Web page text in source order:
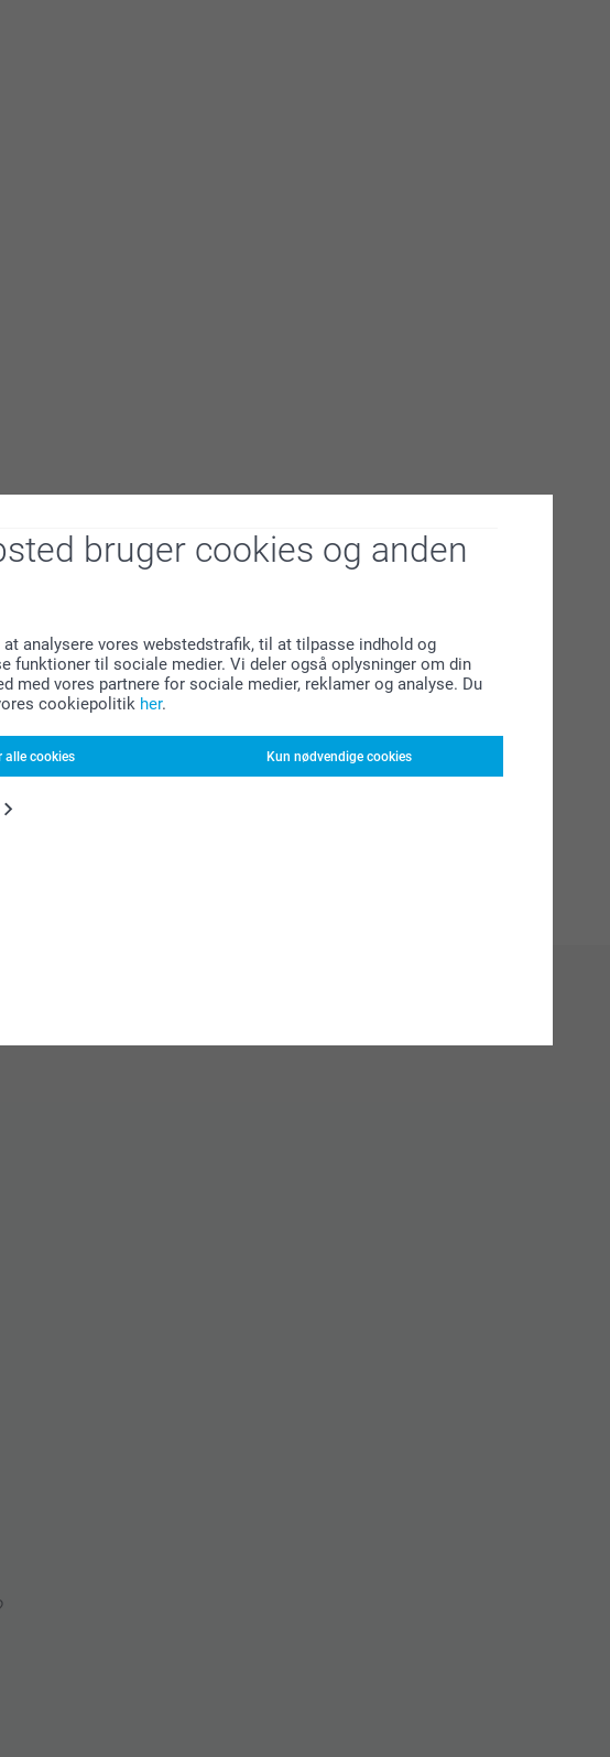
bruger cookies og anden
analysere vores webstedstrafik, til at tilpasse indhold og
funktioner til sociale medier. Vi deler også oplysninger om din
med vores partnere for sociale medier, reklamer og analyse. Du
cookiepolitik her.
alle cookies Kun nødvendige cookies